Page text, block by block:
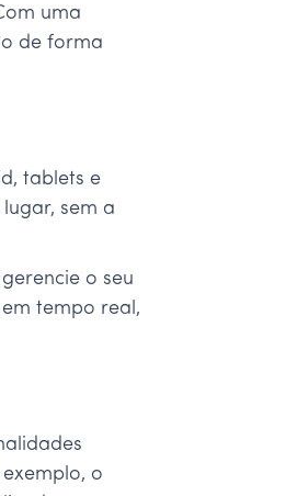
uma
de forma
tablets e
sem a
o seu
tempo real,
o